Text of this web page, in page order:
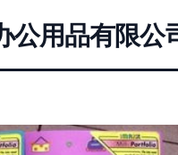
公用品有限公